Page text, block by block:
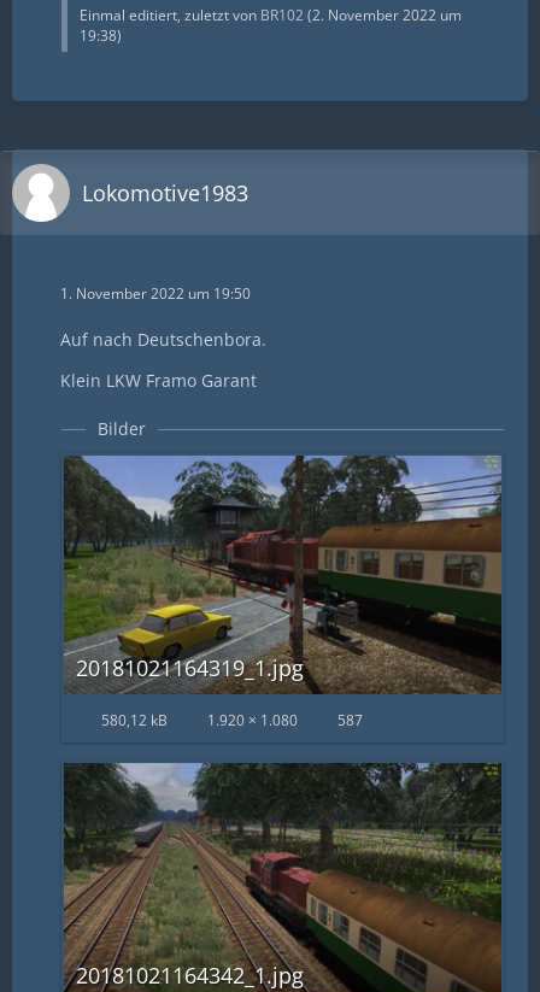
Einmal editiert, zuletzt von BR102(2. November 2022 um
19:38)
Lokomotive1983
1. November 2022 um 19:50
Auf nach Deutschenbora.
Klein LKW Framo Garant
Bilder
20181021164319_1.jpg
580,12 kB 1.920 × 1.080 587
20181021164342_1.jpg